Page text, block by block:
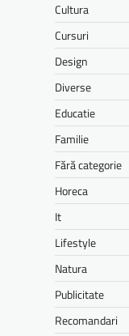
Cultura
Cursuri
Design
Diverse
Educatie
Familie
Fără categorie
Horeca
It
Lifestyle
Natura
Publicitate
Recomandari